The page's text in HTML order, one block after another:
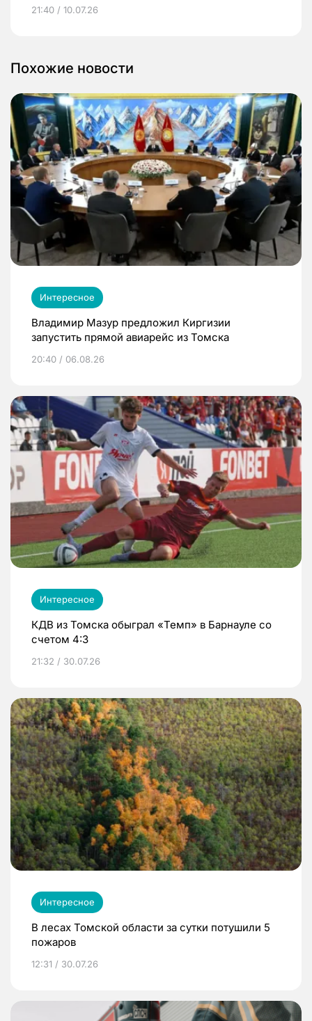
21:40 / 10.07.26
Похожие новости
Интересное
Владимир Мазур предложил Киргизии
запустить прямой авиарейс из Томска
20:40 / 06.08.26
Интересное
КДВ из Томска обыграл «Темп» в Барнауле со
счетом 4:3
21:32 / 30.07.26
Интересное
В лесах Томской области за сутки потушили 5
пожаров
12:31 / 30.07.26